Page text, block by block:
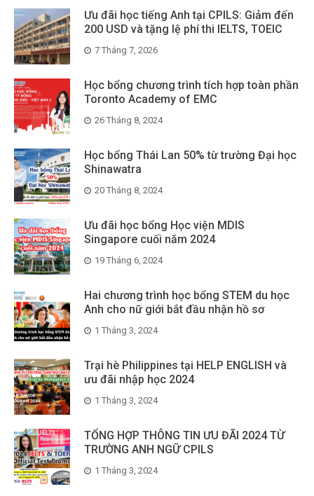
Ưu đãi học tiếng Anh tại CPILS: Giảm đến
200 USD và tặng lệ phí thi IELTS, TOEIC
7 Tháng 7, 2026
Học bổng chương trình tích hợp toàn phần
Toronto Academy of EMC
26 Tháng 8, 2024
Học bổng Thái Lan 50% từ trường Đại học
Shinawatra
20 Tháng 8, 2024
Ưu đãi học bổng Học viện MDIS
Singapore cuối năm 2024
19 Tháng 6, 2024
Hai chương trình học bổng STEM du học
Anh cho nữ giới bắt đầu nhận hồ sơ
1 Tháng 3, 2024
Trại hè Philippines tại HELP ENGLISH và
ưu đãi nhập học 2024
1 Tháng 3, 2024
TỔNG HỢP THÔNG TIN ƯU ĐÃI 2024 TỪ
TRƯỜNG ANH NGỮ CPILS
1 Tháng 3, 2024